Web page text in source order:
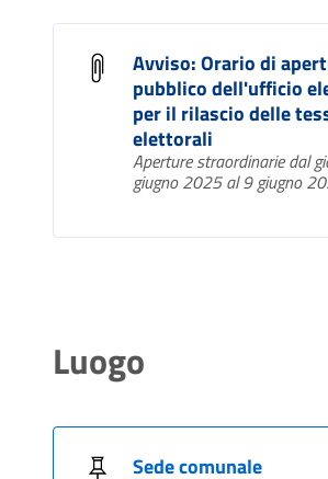
Avviso: Orario di
pubblico dell'ufficio
per il rilascio delle
elettorali
Aperture straordinarie dal
giugno 2025 al 9 giugno
Luogo
Sede comunale